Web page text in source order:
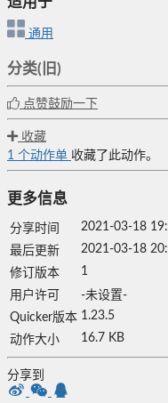
通用
分类(旧)
点赞鼓励一下
收藏
1 个动作单 收藏了此动作。
更多信息
分享时间
2021-03-18
最后更新
2021-03-18
修订版本
1
用户许可
-未设置-
Quicker版本 1.23.5
动作大小
16.7 KB
分享到